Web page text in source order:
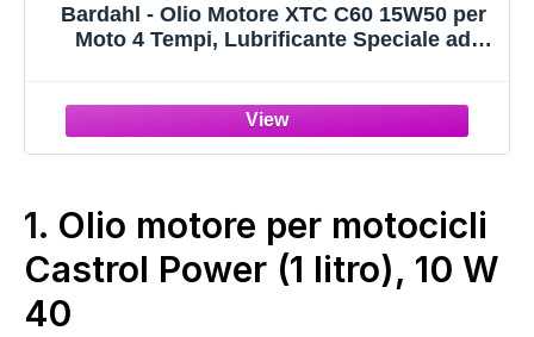
Bardahl - Olio Motore XTC C60 15W50 per
Moto 4 Tempi, Lubrificante Speciale ad
Motor Sport, 2 Litri
1. Olio motore per motocicli
Castrol Power (1 litro), 10 W
40